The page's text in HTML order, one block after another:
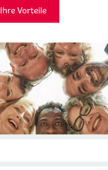
Ihre Vorteile